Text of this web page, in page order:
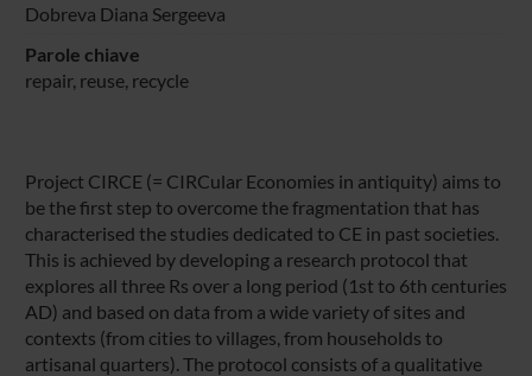
Dobreva Diana Sergeeva
Parole chiave
repair, reuse, recycle
Project CIRCE (= CIRCular Economies in antiquity) aims to
be the first step to overcome the fragmentation that has
characterised the studies dedicated to CE in past societies.
This is achieved by developing a research protocol that
explores all three Rs over a long period (1st to 6th centuries
AD) and based on data from a wide variety of sites and
contexts (from cities to villages, from households to
artisanal quarters). The protocol consists of a qualitative